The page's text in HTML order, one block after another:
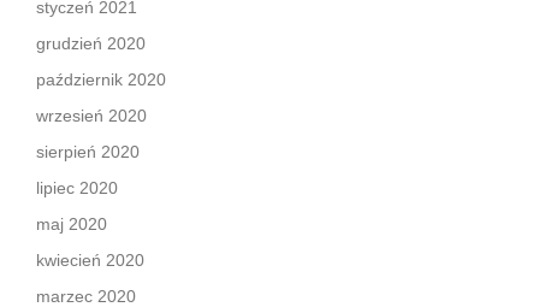
styczeń 2021
grudzień 2020
październik 2020
wrzesień 2020
sierpień 2020
lipiec 2020
maj 2020
kwiecień 2020
marzec 2020